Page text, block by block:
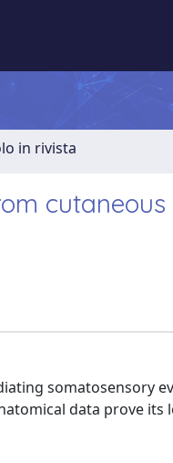
in rivista
somatosensory
data prove